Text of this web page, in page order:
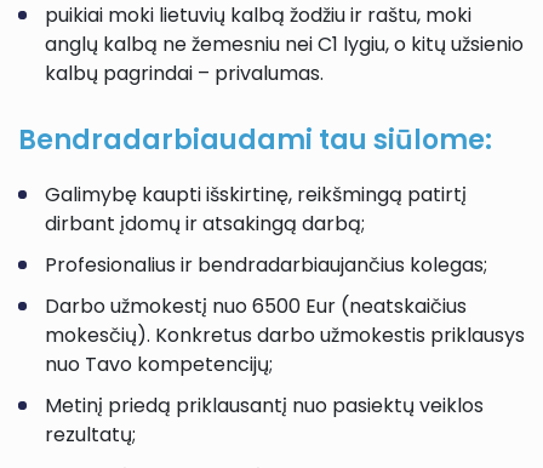
puikiai moki lietuvių kalbą žodžiu ir raštu, moki
anglų kalbą ne žemesniu nei C1 lygiu, o kitų užsienio
kalbų pagrindai – privalumas.
Bendradarbiaudami tau siūlome:
Galimybę kaupti išskirtinę, reikšmingą patirtį
dirbant įdomų ir atsakingą darbą;
Profesionalius ir bendradarbiaujančius kolegas;
Darbo užmokestį nuo 6500 Eur (neatskaičius
mokesčių). Konkretus darbo užmokestis priklausys
nuo Tavo kompetencijų;
Metinį priedą priklausantį nuo pasiektų veiklos
rezultatų;